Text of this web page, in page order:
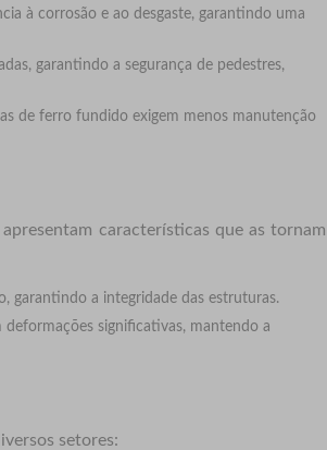
à corrosão e ao desgaste, garantindo uma
garantindo a segurança de pedestres,
de ferro fundido exigem menos manutenção
características que as tornam
garantindo a integridade das estruturas.
significativas, mantendo a
setores: